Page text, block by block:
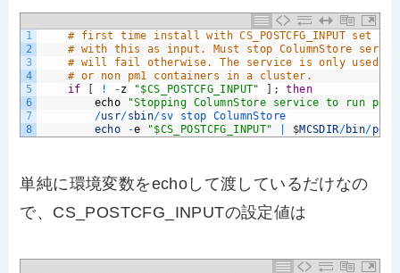
1
2
3
4
5
6
7
8
# first time install with CS_POSTCFG_INPUT set
# with this as input. Must stop ColumnStore
# will fail otherwise. The service is only used
# or non pm1 containers in a cluster.
if
! -z "$CS_POSTCFG_INPUT" ;
then
echo
"Stopping ColumnStore service to run
/usr/sbin/sv stop ColumnStore
echo
-e "$CS_POSTCFG_INPUT" $MCSDIR/bin/
単純に環境変数をechoして渡しているだけなの
で、CS_POSTCFG_INPUTの設定値は